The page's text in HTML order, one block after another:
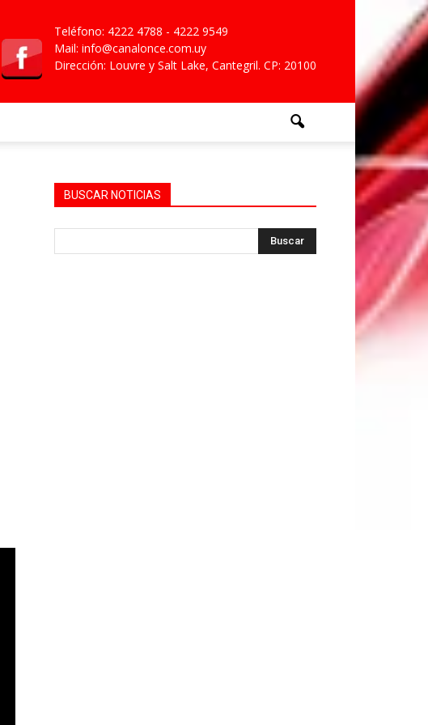
Teléfono: 4222 4788 - 4222 9549
Mail: info@canalonce.com.uy
Dirección: Louvre y Salt Lake, Cantegril. CP: 20100
BUSCAR NOTICIAS